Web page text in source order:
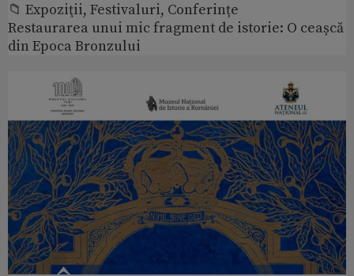
📁 Expoziţii, Festivaluri, Conferințe
Restaurarea unui mic fragment de istorie: O ceașcă
din Epoca Bronzului